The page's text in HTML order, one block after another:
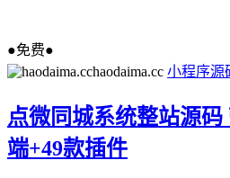
●免费●
haodaima.cc 小程序源
点微同城系统整站源
端+49款插件